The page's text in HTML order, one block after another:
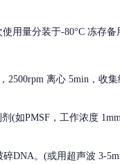
用量分装于-80°C 冻存备
2500rpm 离心 5min，收
(如PMSF，工作浓度
DNA。(或用超声波 3-